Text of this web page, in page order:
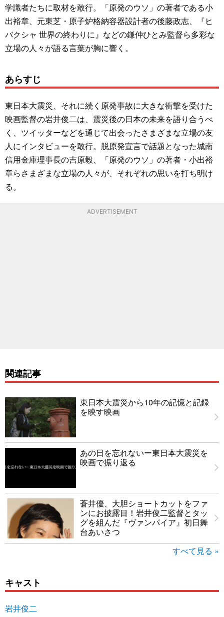
学識者たちに取材を敢行。「原発のウソ」の著者である小
出裕章、元東芝・原子炉格納容器設計者の後藤政志、『ヒ
バクシャ 世界の終わりに』などの鎌仲ひとみ監督ら多彩な
立場の人々が語る言葉が胸に響く。
あらすじ
東日本大震災、それに続く原発事故に大きな衝撃を受けた
映画監督の岩井俊二は、震災後の日本の未来を語り合うべ
く、ツイッターなどを通じて出会ったさまざまな立場の友
人にインタビューを敢行。脱原発宣言で話題となった城南
信用金庫理事長の吉原毅、「原発のウソ」の著者・小出裕
章らさまざまな立場の人々が、それぞれの思いを打ち明け
る。
ADVERTISEMENT
関連記事
東日本大震災から10年の記憶と記録
を映す映画
あの日を忘れないー東日本大震災を
映画で振り返る
蒼井優、大胆ショートカットをファ
ンにお披露目！岩井俊二監督とタッ
グを組んだ『ヴァンパイア』初日舞
台あいさつ
すべて見る »
キャスト
岩井俊二